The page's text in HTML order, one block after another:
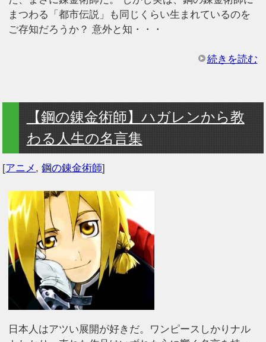
まつわる「都市伝説」も同じくらい生まれているのを
ご存知だろうか？ 意外と知・・・
続きを読む
【鋼の錬金術師】ハガレンから教
わる人生の名言集
[アニメ ,鋼の錬金術師]
日本人はアツい展開が好きだ。ワンピースしかりナル